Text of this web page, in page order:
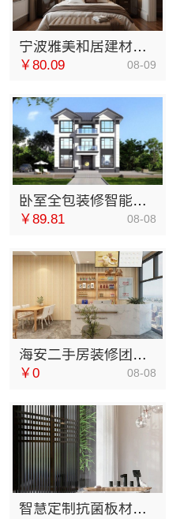
宁波雅美和居建材科技有限公司奉化家装装修线下门店地址
￥80.09 08-09
卧室全包装修智能家居，中蓝建投（北京）建设有限公司武功分公司一站式
￥89.81 08-08
海安二手房装修团队，南通宏域全宅装饰建材有限公司施工
￥0 08-08
智慧定制抗菌板材，邯郸至臻全宅新材料有限公司绿色耐用